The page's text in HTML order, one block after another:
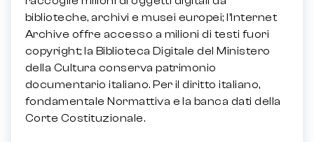
biblioteche, archivi e musei europei; l’Internet
Archive offre accesso a milioni di testi fuori
copyright; la Biblioteca Digitale del Ministero
della Cultura conserva patrimonio
documentario italiano. Per il diritto italiano,
fondamentale Normattiva e la banca dati della
Corte Costituzionale.